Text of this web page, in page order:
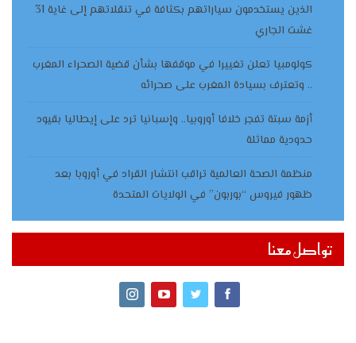
الذين يستخدمون سياراتهم بكثافة في تنقلاتهم إلى غاية 31
غشت الجاري
كولومبيا تعلن تغييرا في موقفها بشأن قضية الصحراء المغرب
.. وتعترف بسيادة المغرب على صحرائه
أزمة سبتة تفجر خلافا أوروبيا.. وإسبانيا ترد على إيطاليا بقيود
حدودية مماثلة
منظمة الصحة العالمية تراقب انتشار القراد في أوروبا بعد
ظهور فيروس “بوربون” في الولايات المتحدة
تواصل معنا